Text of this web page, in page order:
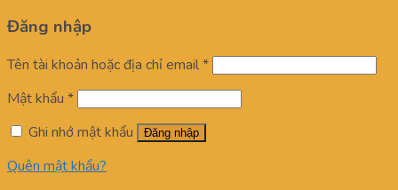
Đăng nhập
Tên tài khoản hoặc địa chỉ email*
Mật khẩu *
Ghi nhớ mật khẩu
Đăng nhập
Quên mật khẩu?